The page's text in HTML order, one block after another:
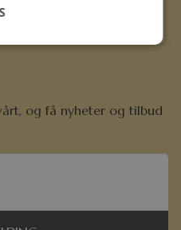
og få nyheter og tilbud